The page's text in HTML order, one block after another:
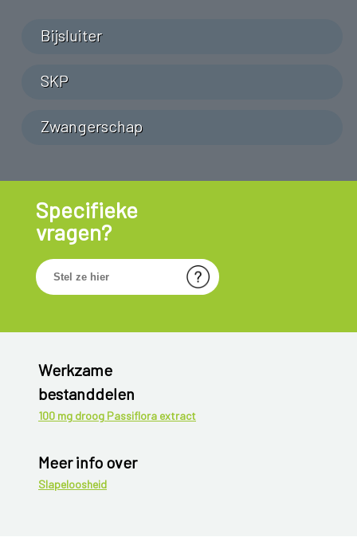
Bijsluiter
SKP
Zwangerschap
Specifieke
vragen?
Werkzame
bestanddelen
100 mg droog Passiflora extract
Meer info over
Slapeloosheid